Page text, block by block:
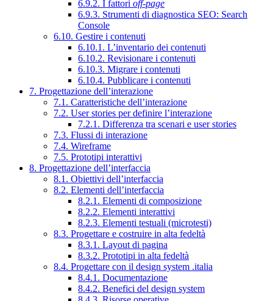
6.9.2. I fattori off-page
6.9.3. Strumenti di diagnostica SEO: Search
Console
6.10. Gestire i contenuti
6.10.1. L’inventario dei contenuti
6.10.2. Revisionare i contenuti
6.10.3. Migrare i contenuti
6.10.4. Pubblicare i contenuti
7. Progettazione dell’interazione
7.1. Caratteristiche dell’interazione
7.2. User stories per definire l’interazione
7.2.1. Differenza tra scenari e user stories
7.3. Flussi di interazione
7.4. Wireframe
7.5. Prototipi interattivi
8. Progettazione dell’interfaccia
8.1. Obiettivi dell’interfaccia
8.2. Elementi dell’interfaccia
8.2.1. Elementi di composizione
8.2.2. Elementi interattivi
8.2.3. Elementi testuali (microtesti)
8.3. Progettare e costruire in alta fedeltà
8.3.1. Layout di pagina
8.3.2. Prototipi in alta fedeltà
8.4. Progettare con il design system .italia
8.4.1. Documentazione
8.4.2. Benefici del design system